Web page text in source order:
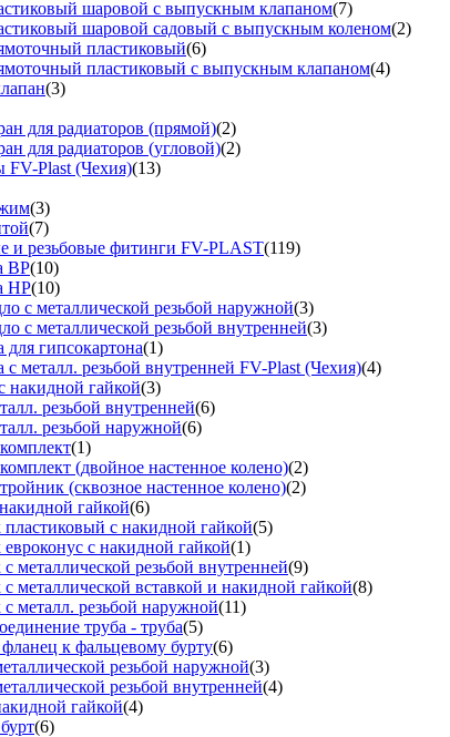
шаровой с выпускным клапаном(7)
шаровой садовый с выпускным коленом(2)
пластиковый(6)
пластиковый с выпускным клапаном(4)
(3)
для радиаторов (прямой)(2)
для радиаторов (угловой)(2)
FV-Plast (Чехия)(13)
(3)
(7)
и резьбовые фитинги FV-PLAST(119)
ВР(10)
НР(10)
с металлической резьбой наружной(3)
с металлической резьбой внутренней(3)
для гипсокартона(1)
с металл. резьбой внутренней FV-Plast (Чехия)(4)
накидной гайкой(3)
резьбой внутренней(6)
резьбой наружной(6)
(1)
(двойное настенное колено)(2)
(сквозное настенное колено)(2)
гайкой(6)
с накидной гайкой(5)
с накидной гайкой(1)
металлической резьбой внутренней(9)
металлической вставкой и накидной гайкой(8)
металл. резьбой наружной(11)
труба - труба(5)
к фальцевому бурту(6)
резьбой наружной(3)
резьбой внутренней(4)
гайкой(4)
(6)